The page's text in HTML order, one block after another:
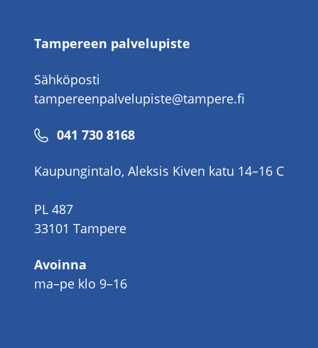
Tampereen palvelupiste
Sähköposti
tampereenpalvelupiste@tampere.fi
Puhelinnumero
041 730 8168
Kaupungintalo, Aleksis Kiven katu 14–16 C
PL 487
33101 Tampere
Avoinna
ma–pe klo 9–16